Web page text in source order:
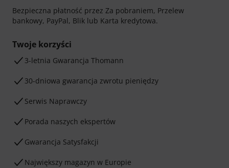
Bezpieczna płatność przez Za pobraniem, Przelew
bankowy, PayPal, Blik lub Karta kredytowa.
Twoje korzyści
3-letnia Gwarancja Thomann
30-dniowa gwarancja zwrotu pieniędzy
Serwis Naprawczy
Porada naszych ekspertów
Gwarancja Satysfakcji
Największy magazyn w Europie